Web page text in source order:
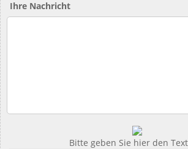
Ihre Nachricht
Bitte geben Sie hier den